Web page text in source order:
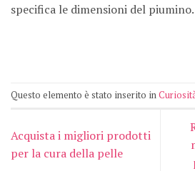
specifica le dimensioni del piumino.
Questo elemento è stato inserito in
Acquista i migliori prodotti
per la cura della pelle